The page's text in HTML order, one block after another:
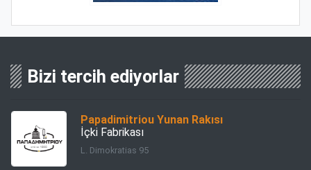
Bizi tercih ediyorlar
Papadimitriou Yunan Rakısı
İçki Fabrikası
L. Dimokratias 95